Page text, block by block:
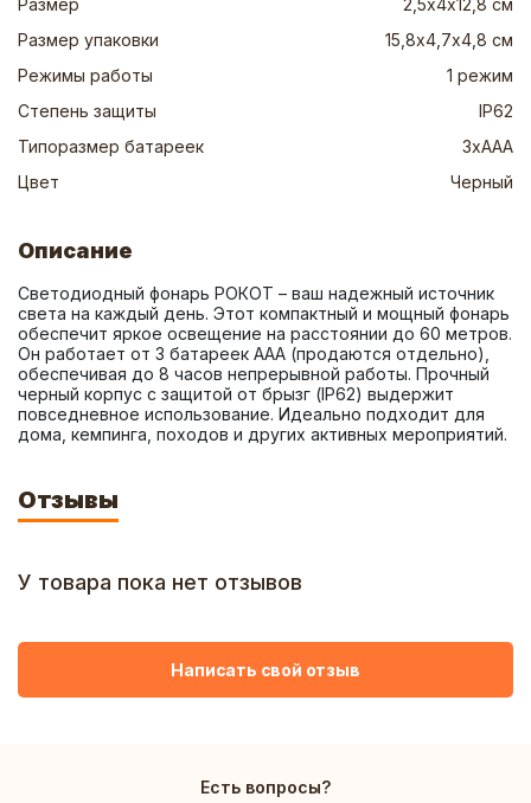
Размер
2,5х4х12,8 см
Размер упаковки
15,8х4,7х4,8 см
Режимы работы
1 режим
Степень защиты
IP62
Типоразмер батареек
3хААА
Цвет
Черный
Описание
Светодиодный фонарь РОКОТ – ваш надежный источник
света на каждый день. Этот компактный и мощный фонарь
обеспечит яркое освещение на расстоянии до 60 метров.
Он работает от 3 батареек ААА (продаются отдельно),
обеспечивая до 8 часов непрерывной работы. Прочный
черный корпус с защитой от брызг (IP62) выдержит
повседневное использование. Идеально подходит для
дома, кемпинга, походов и других активных мероприятий.
Отзывы
У товара пока нет отзывов
Написать свой отзыв
Есть вопросы?